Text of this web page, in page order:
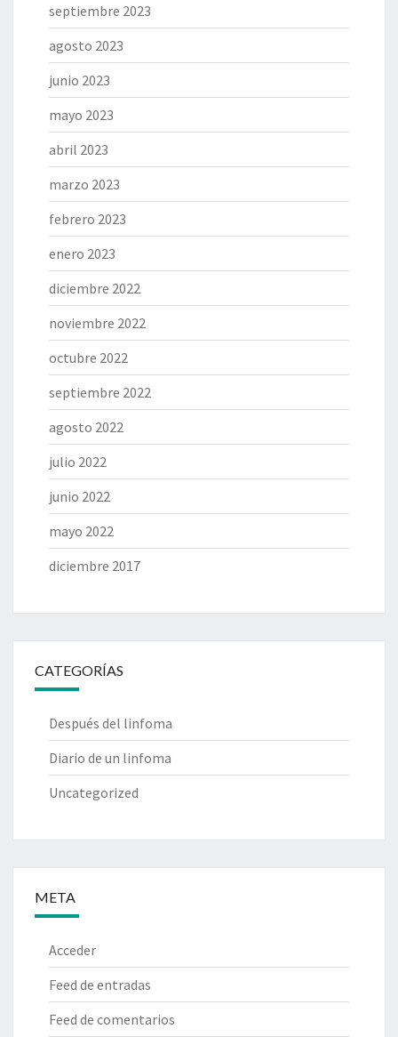
septiembre 2023
agosto 2023
junio 2023
mayo 2023
abril 2023
marzo 2023
febrero 2023
enero 2023
diciembre 2022
noviembre 2022
octubre 2022
septiembre 2022
agosto 2022
julio 2022
junio 2022
mayo 2022
diciembre 2017
CATEGORÍAS
Después del linfoma
Diario de un linfoma
Uncategorized
META
Acceder
Feed de entradas
Feed de comentarios